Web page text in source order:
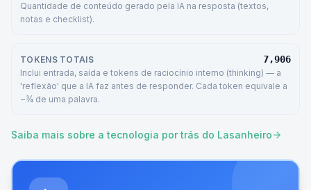
Quantidade de conteúdo gerado pela IA na resposta (textos,
notas e checklist).
TOKENS TOTAIS 7,906
Inclui entrada, saída e tokens de raciocínio interno (thinking) — a
'reflexão' que a IA faz antes de responder. Cada token equivale a
~¾ de uma palavra.
Saiba mais sobre a tecnologia por trás do Lasanheiro